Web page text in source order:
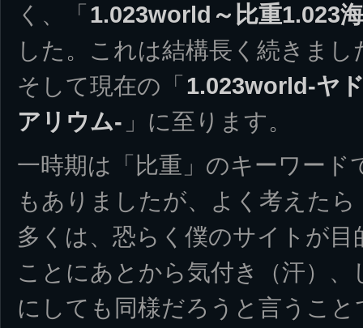
く、「 1.023world～比重1.023
した。これは結構長く続きまし
そして現在の「 1.023world-ヤ
アリウム- 」に至ります。
一時期は「比重」のキーワード
もありましたが、よく考えた
多くは、恐らく僕のサイトが
ことにあとから気付き（汗）
にしても同様だろうと言うこ